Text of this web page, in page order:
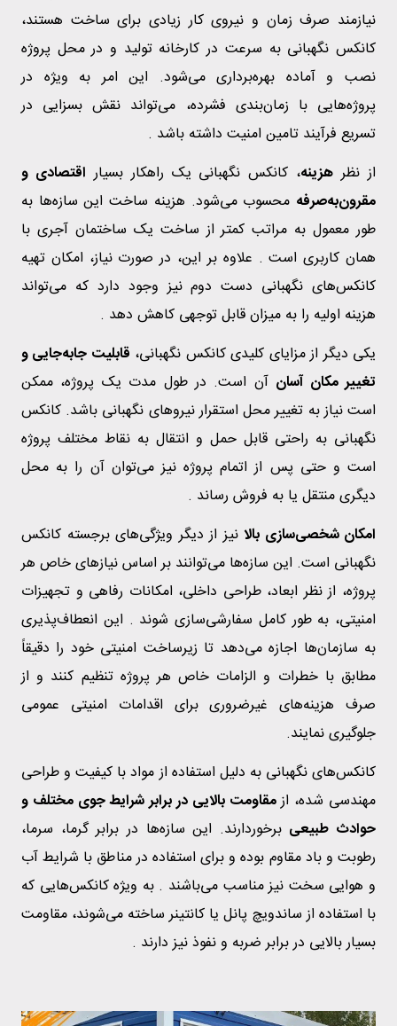
نیازمند صرف زمان و نیروی کار زیادی برای ساخت هستند،
کانکس نگهبانی به سرعت در کارخانه تولید و در محل پروژه
نصب و آماده بهره‌برداری می‌شود. این امر به ویژه در
پروژه‌هایی با زمان‌بندی فشرده، می‌تواند نقش بسزایی در
تسریع فرآیند تامین امنیت داشته باشد .
از نظر هزینه، کانکس نگهبانی یک راهکار بسیار اقتصادی و
مقرون‌به‌صرفه محسوب می‌شود. هزینه ساخت این سازه‌ها به
طور معمول به مراتب کمتر از ساخت یک ساختمان آجری با
همان کاربری است . علاوه بر این، در صورت نیاز، امکان تهیه
کانکس‌های نگهبانی دست دوم نیز وجود دارد که می‌تواند
هزینه اولیه را به میزان قابل توجهی کاهش دهد .
یکی دیگر از مزایای کلیدی کانکس نگهبانی، قابلیت جابه‌جایی و
تغییر مکان آسان آن است. در طول مدت یک پروژه، ممکن
است نیاز به تغییر محل استقرار نیروهای نگهبانی باشد. کانکس
نگهبانی به راحتی قابل حمل و انتقال به نقاط مختلف پروژه
است و حتی پس از اتمام پروژه نیز می‌توان آن را به محل
دیگری منتقل یا به فروش رساند .
امکان شخصی‌سازی بالا نیز از دیگر ویژگی‌های برجسته کانکس
نگهبانی است. این سازه‌ها می‌توانند بر اساس نیازهای خاص هر
پروژه، از نظر ابعاد، طراحی داخلی، امکانات رفاهی و تجهیزات
امنیتی، به طور کامل سفارشی‌سازی شوند . این انعطاف‌پذیری
به سازمان‌ها اجازه می‌دهد تا زیرساخت امنیتی خود را دقیقاً
مطابق با خطرات و الزامات خاص هر پروژه تنظیم کنند و از
صرف هزینه‌های غیرضروری برای اقدامات امنیتی عمومی
جلوگیری نمایند.
کانکس‌های نگهبانی به دلیل استفاده از مواد با کیفیت و طراحی
مهندسی شده، ازمقاومت بالایی در برابر شرایط جوی مختلف و
حوادث طبیعی برخوردارند. این سازه‌ها در برابر گرما، سرما،
رطوبت و باد مقاوم بوده و برای استفاده در مناطق با شرایط آب
و هوایی سخت نیز مناسب می‌باشند . به ویژه کانکس‌هایی که
با استفاده از ساندویچ پانل یا کانتینر ساخته می‌شوند، مقاومت
بسیار بالایی در برابر ضربه و نفوذ نیز دارند .